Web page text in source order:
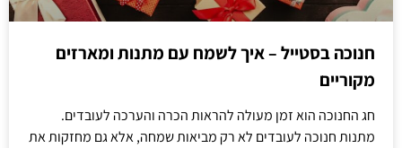
חנוכה בסטייל – איך לשמח עם מתנות ומארזים
מקוריים
חג החנוכה הוא זמן מעולה להראות הכרה והערכה לעובדים.
מתנות חנוכה לעובדים לא רק מביאות שמחה, אלא גם מחזקות את